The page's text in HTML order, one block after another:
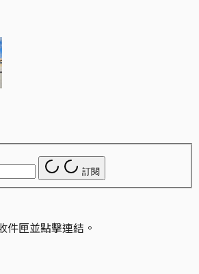
訂閱
件匣並點擊連結。